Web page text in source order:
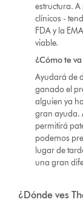
estructura.
clínicos -
FDA y la
viable.
¿Cómo te
Ayudará de
ganado el
alguien ya
gran ayuda.
permitirá
podemos
lugar de
una gran
¿Dónde ves